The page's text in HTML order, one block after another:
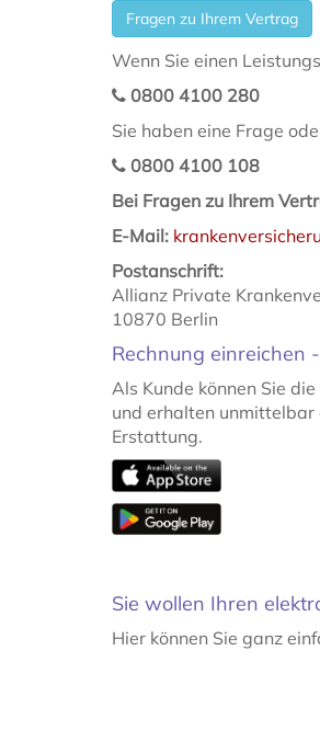
Fragen zu Ihrem Vertrag
Wenn Sie einen
0800 4100 280
Sie haben eine Frage
0800 4100 108
Bei Fragen zu Ihrem
E-Mail:
Postanschrift:
Allianz Private
10870 Berlin
Rech­nung einrei­chen
Als Kunde können Sie
und erhalten unmittelbar
Erstattung.
Sie wollen Ihren
Hier können Sie ganz